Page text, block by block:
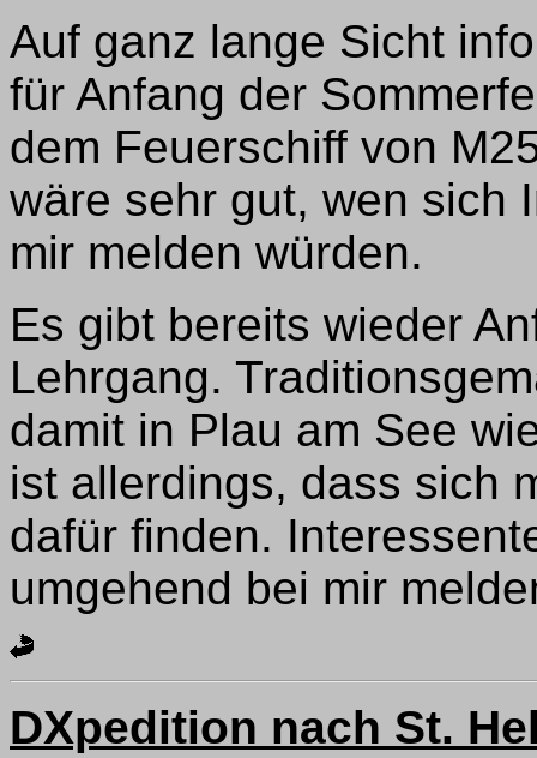
Auf ganz lange Sicht
für Anfang der
dem Feuerschiff von
wäre sehr gut, wen sich
mir melden würden.
Es gibt bereits wieder
Lehrgang.
damit in Plau am See
ist allerdings, dass sich
dafür finden.
umgehend bei mir
DXpedition nach St.